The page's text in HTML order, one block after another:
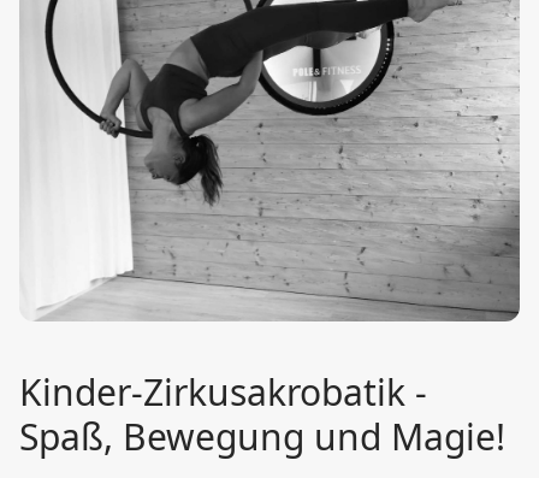
Kinder-Zirkusakrobatik -
Spaß, Bewegung und Magie!